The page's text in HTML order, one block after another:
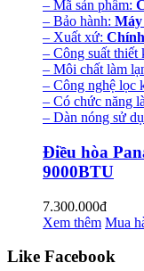
– Mã sản phẩm:
– Bảo hành: Máy
– Xuất xứ:
– Công suất
– Môi chất làm
– Công nghệ lọc
– Có chức năng
– Dàn nóng sử
Điều hòa
9000BTU
7.300.000đ
Xem thêm Mua
Like Facebook